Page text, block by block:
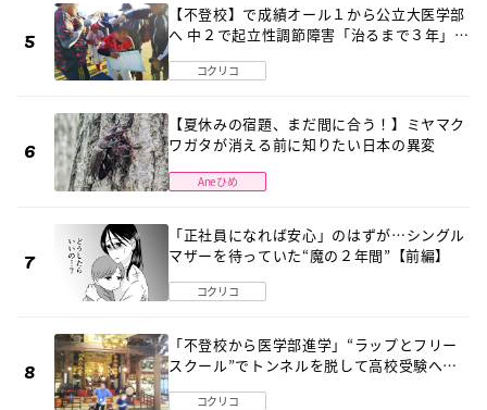
【不登校】で成績オール１から公立大医学部
へ 中２で起立性調節障害「治るまで３年」の
コクリコ
【夏休みの宿題、まだ間に合う！】ミヤマク
ワガタが消える前に知りたい日本の異変
Aneひめ
「正社員になれば安心」のはずが…シングル
マザーを待っていた“魔の２年間”【前編】
コクリコ
「不登校から医学部進学」“ラップとフリー
スクール”でトンネルを脱して高校受験へ
コクリコ